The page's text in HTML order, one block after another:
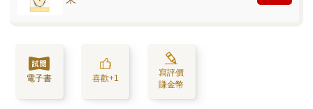
電子書 喜歡+1
寫評價
賺金幣